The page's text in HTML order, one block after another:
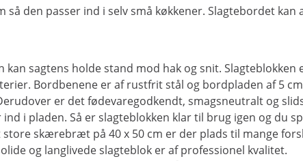
så den passer ind i selv små køkkener. Slagtebordet
sagtens holde stand mod hak og snit.
Bordbenene er af rustfrit stål og bordpladen af 5
er det fødevaregodkendt, smagsneutralt og
i pladen. Så er slagteblokken klar til brug igen og du
skærebræt på 40 x 50 cm er der plads til mange
og langlivede slagteblok er af professionel kvalitet.